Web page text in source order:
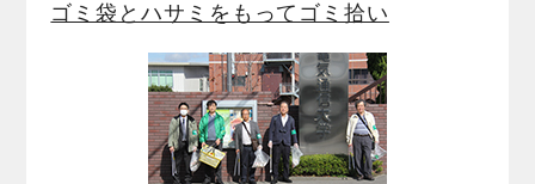
ゴミ袋とハサミをもってゴミ拾い